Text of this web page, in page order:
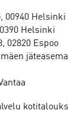
00940 Helsinki
Helsinki
02820 Espoo